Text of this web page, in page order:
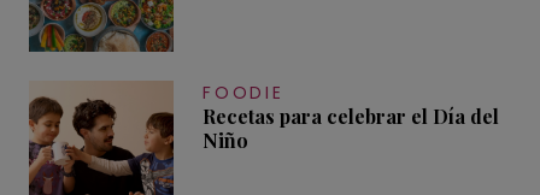
FOODIE
Recetas para celebrar el Día del
Niño